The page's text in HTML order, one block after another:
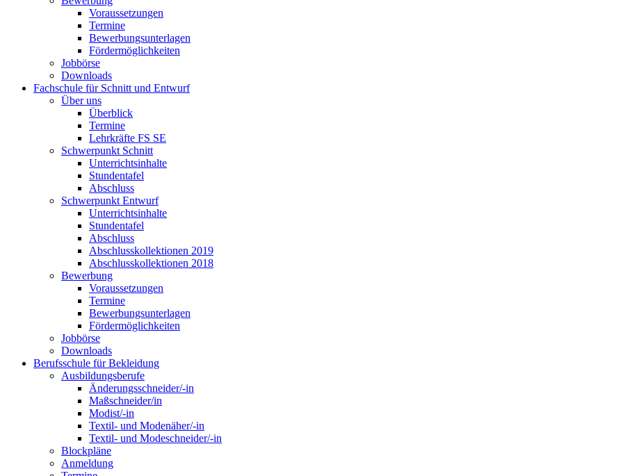
Voraussetzungen
Termine
Bewerbungsunterlagen
Fördermöglichkeiten
Jobbörse
Downloads
Fachschule für Schnitt und Entwurf
Über uns
Überblick
Termine
Lehrkräfte FS SE
Schwerpunkt Schnitt
Unterrichtsinhalte
Stundentafel
Abschluss
Schwerpunkt Entwurf
Unterrichtsinhalte
Stundentafel
Abschluss
Abschlusskollektionen 2019
Abschlusskollektionen 2018
Bewerbung
Voraussetzungen
Termine
Bewerbungsunterlagen
Fördermöglichkeiten
Jobbörse
Downloads
Berufsschule für Bekleidung
Ausbildungsberufe
Änderungsschneider/-in
Maßschneider/in
Modist/-in
Textil- und Modenäher/-in
Textil- und Modeschneider/-in
Blockpläne
Anmeldung